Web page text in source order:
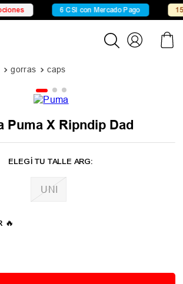
6 CSI con Mercado Pago 15% OFF
gorras caps
Puma X Ripndip Dad
UNI